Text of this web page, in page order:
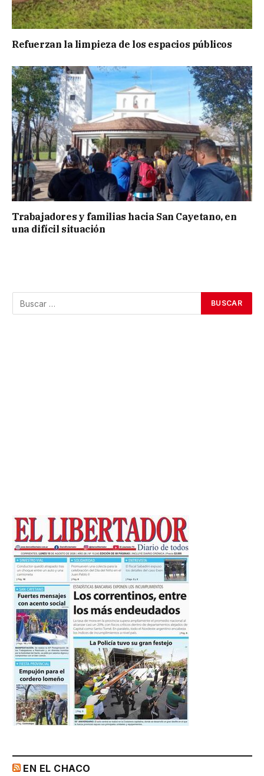
Refuerzan la limpieza de los espacios públicos
Trabajadores y familias hacia San Cayetano, en
una difícil situación
EN EL CHACO